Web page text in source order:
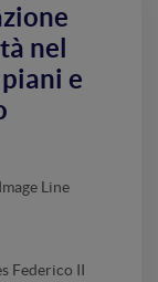
nel
e
Line
Federico II